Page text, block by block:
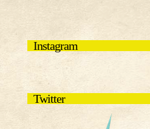
Instagram
Twitter